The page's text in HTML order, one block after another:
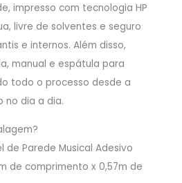
impresso com tecnologia HP
livre de solventes e seguro
e internos. Além disso,
manual e espátula para
todo o processo desde a
no dia a dia.
de Parede Musical Adesivo
de comprimento x 0,57m de